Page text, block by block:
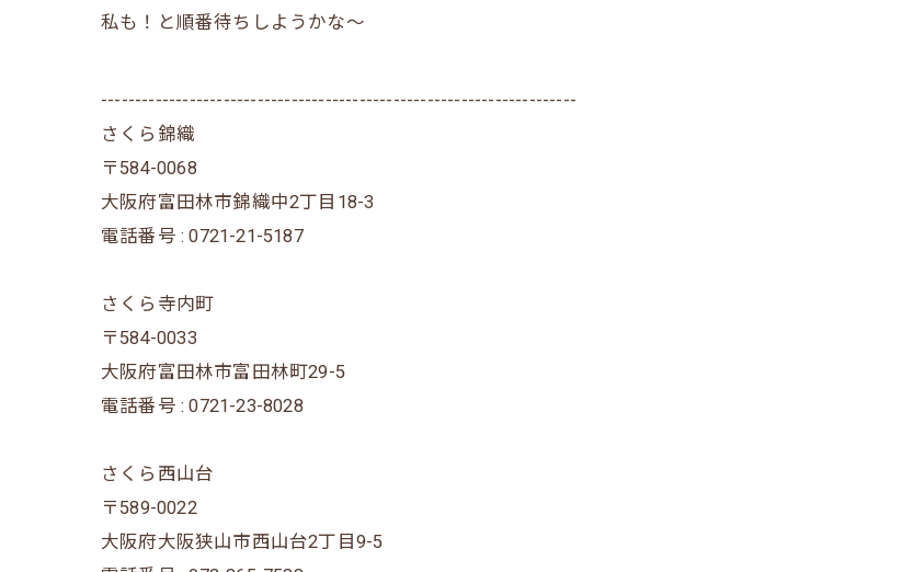
私も！と順番待ちしようかな～
----------------------------------------------------------------------
さくら錦織
〒584-0068
大阪府富田林市錦織中2丁目18-3
電話番号 : 0721-21-5187
さくら寺内町
〒584-0033
大阪府富田林市富田林町29-5
電話番号 : 0721-23-8028
さくら西山台
〒589-0022
大阪府大阪狭山市西山台2丁目9-5